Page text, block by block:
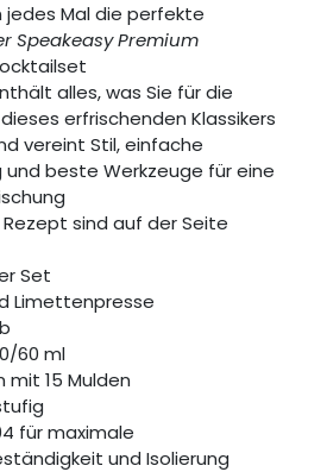
jedes Mal die perfekte
Speakeasy Premium
alles, was Sie für die
erfrischenden Klassikers
vereint Stil, einfache
und beste Werkzeuge für eine
sind auf der Seite
Set
Limettenpresse
60 ml
mit 15 Mulden
für maximale
und Isolierung